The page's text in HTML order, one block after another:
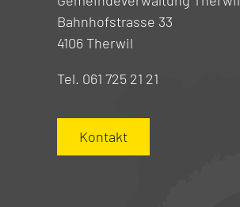
Bahnhofstrasse 33
4106 Therwil
Tel. 061 725 21 21
Kontakt